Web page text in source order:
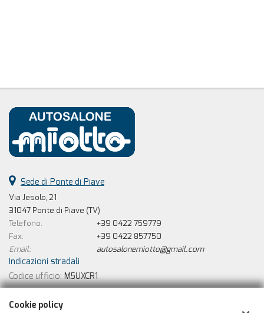
Sede di Ponte di Piave
Via Jesolo, 21
31047 Ponte di Piave (TV)
Telefono:
+39 0422 759779
Fax:
+39 0422 857750
Email:
autosalonemiotto@gmail.com
Indicazioni stradali
Codice ufficio:M5UXCR1
Dati fiscali:
Cookie policy